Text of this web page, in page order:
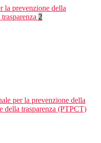
la prevenzione della
2
per la prevenzione della
della trasparenza (PTPCT)